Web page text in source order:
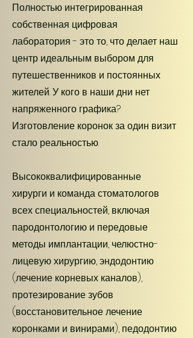
Полностью интегрированная
собственная цифровая
лаборатория - это то, что делает наш
центр идеальным выбором для
путешественников и постоянных
жителей. У кого в наши дни нет
напряженного графика?
Изготовление коронок за один визит
стало реальностью.
Высококвалифицированные
хирурги и команда стоматологов
всех специальностей, включая
пародонтологию и передовые
методы имплантации, челюстно-
лицевую хирургию, эндодонтию
(лечение корневых каналов),
протезирование зубов
(восстановительное лечение
коронками и винирами), педодонтию